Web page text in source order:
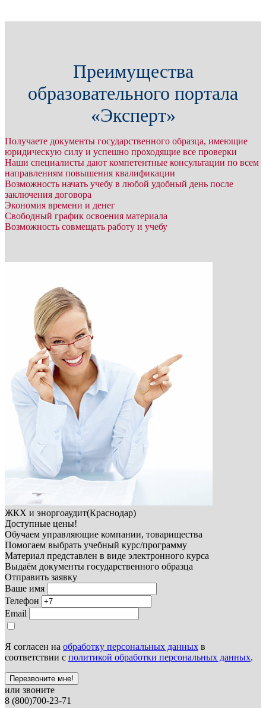
Преимущества
образовательного портала
«Эксперт»
Получаете документы государственного образца, имеющие
юридическую силу и успешно проходящие все проверки
Наши специалисты дают компетентные консультации по всем
направлениям повышения квалификации
Возможность начать учебу в любой удобный день после
заключения договора
Экономия времени и денег
Свободный график освоения материала
Возможность совмещать работу и учебу
ЖКХ и эноргоаудит(Краснодар)
Доступные цены!
Обучаем управляющие компании, товарищества
Помогаем выбрать учебный курс/программу
Материал представлен в виде электронного курса
Выдаём документы государственного образца
Отправить заявку
Ваше имя
Телефон
Email
Я согласен на обработку персональных данных в
соответствии с политикой обработки персональных данных.
Перезвоните мне!
или звоните
8 (800)700-23-71